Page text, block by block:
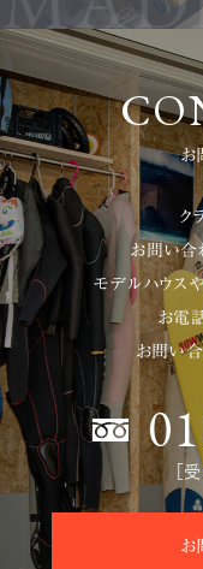
お
ク
お問い合
モデルハウス
お電
お問い合
［
お